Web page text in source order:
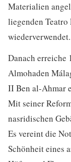
Materialien
liegenden
wiederverwendet.
Danach erreiche
Almohaden
II Ben al-Ahmar
Mit seiner
nasridischen
Es vereint die
Schönheit eines